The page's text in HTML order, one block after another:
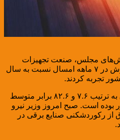
مجلس، صنعت تجهیزات
برقی بیشترین رشد تولید و فروش در ۷ ماهه امسال نسبت به سال
تجربه کردند.
رشد تولید و فروش صنعت برق به ترتیب ۷.۶ و ۸۲.۶ برابر متوسط
است. صبح امروز وزیر نیرو
از رکوردشکنی صنایع برقی در